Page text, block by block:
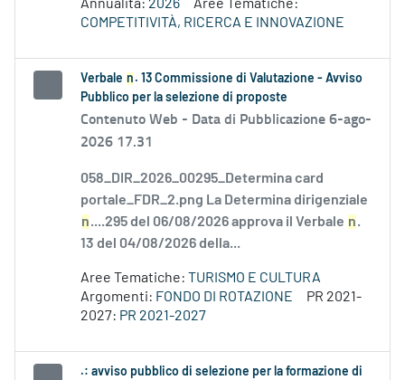
Annualità: 2026
Aree Tematiche:
COMPETITIVITÀ, RICERCA E INNOVAZIONE
Verbale n . 13 Commissione di Valutazione - Avviso
Pubblico per la selezione di proposte
Contenuto Web - Data di Pubblicazione 6-ago-
2026 17.31
058_DIR_2026_00295_Determina card
portale_FDR_2.png La Determina dirigenziale
n....295 del 06/08/2026 approva il Verbale n.
13 del 04/08/2026 della...
Aree Tematiche: TURISMO E CULTURA
Argomenti: FONDO DI ROTAZIONE
PR 2021-
2027: PR 2021-2027
.: avviso pubblico di selezione per la formazione di